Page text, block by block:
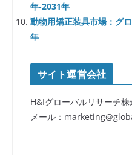
年-2031年
動物用矯正装具市場：グ
年
サイト運営会社
H&Iグローバルリサーチ株
メール：